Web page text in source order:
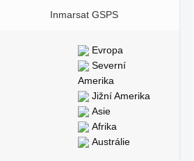
Inmarsat GSPS
Evropa
Severní
Amerika
Jižní Amerika
Asie
Afrika
Austrálie